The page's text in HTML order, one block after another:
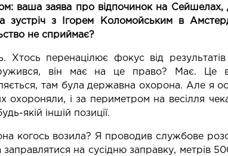
ваша заява про відпочинок на Сейшелах,
зустріч з Ігорем Коломойським в
не сприймає?
Хтось перенацілює фокус від
він має на це право? Має. Це
там була державна охорона. Але я
охороняли, і за периметром на весілля
якій іншій позиції.
когось возила? Я проводив службове
на сусідню заправку, метрів